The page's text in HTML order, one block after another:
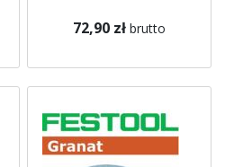
72,90 zł brutto